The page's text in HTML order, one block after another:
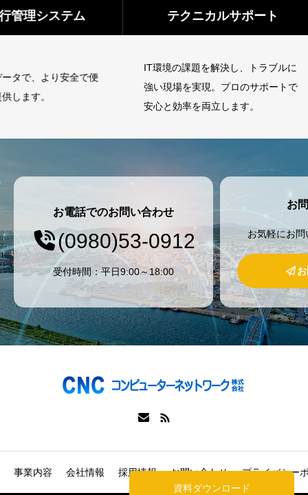
資料ダウンロード
ム
で便
テクニカルサポート
IT環境の課題を解決し、トラブルに
強い現場を実現。プロのサポートで
安心と効率を両立します。
お電話でのお問い合わせ
(0980)53-0912
受付時間：平日9:00～18:00
お
お気軽にお
事業内容 会社情報 採用情報 お問い合わせ プライバシー